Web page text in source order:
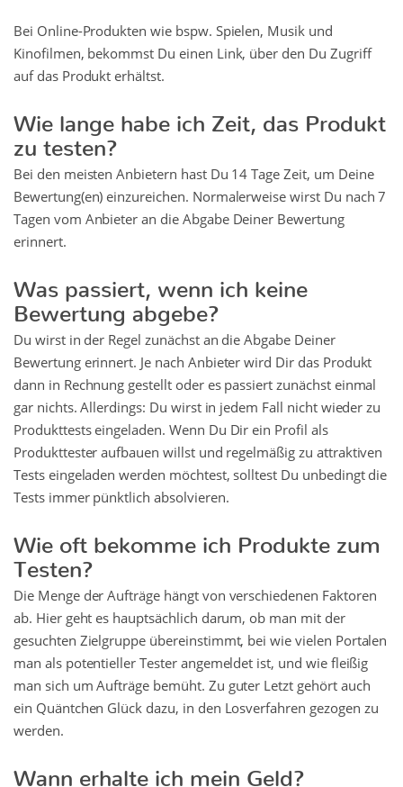
Bei Online-Produkten wie bspw. Spielen, Musik und
Kinofilmen, bekommst Du einen Link, über den Du Zugriff
auf das Produkt erhältst.
Wie lange habe ich Zeit, das Produkt
zu testen?
Bei den meisten Anbietern hast Du 14 Tage Zeit, um Deine
Bewertung(en) einzureichen. Normalerweise wirst Du nach 7
Tagen vom Anbieter an die Abgabe Deiner Bewertung
erinnert.
Was passiert, wenn ich keine
Bewertung abgebe?
Du wirst in der Regel zunächst an die Abgabe Deiner
Bewertung erinnert. Je nach Anbieter wird Dir das Produkt
dann in Rechnung gestellt oder es passiert zunächst einmal
gar nichts. Allerdings: Du wirst in jedem Fall nicht wieder zu
Produkttests eingeladen. Wenn Du Dir ein Profil als
Produkttester aufbauen willst und regelmäßig zu attraktiven
Tests eingeladen werden möchtest, solltest Du unbedingt die
Tests immer pünktlich absolvieren.
Wie oft bekomme ich Produkte zum
Testen?
Die Menge der Aufträge hängt von verschiedenen Faktoren
ab. Hier geht es hauptsächlich darum, ob man mit der
gesuchten Zielgruppe übereinstimmt, bei wie vielen Portalen
man als potentieller Tester angemeldet ist, und wie fleißig
man sich um Aufträge bemüht. Zu guter Letzt gehört auch
ein Quäntchen Glück dazu, in den Losverfahren gezogen zu
werden.
Wann erhalte ich mein Geld?